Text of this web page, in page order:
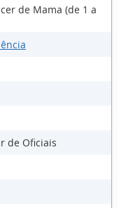
de Mama (de 1 a
de Oficiais